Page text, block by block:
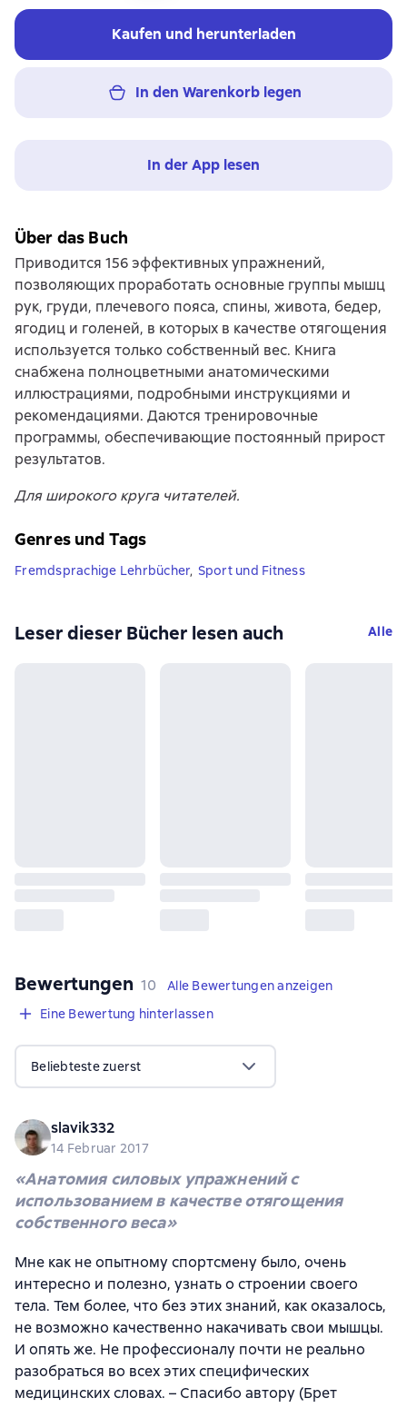
Kaufen und herunterladen
In den Warenkorb legen
In der App lesen
Über das Buch
Приводится 156 эффективных упражнений,
позволяющих проработать основные группы мышц
рук, груди, плечевого пояса, спины, живота, бедер,
ягодиц и голеней, в которых в качестве отягощения
используется только собственный вес. Книга
снабжена полноцветными анатомическими
иллюстрациями, подробными инструкциями и
рекомендациями. Даются тренировочные
программы, обеспечивающие постоянный прирост
результатов.
Для широкого круга читателей.
Genres und Tags
Fremdsprachige Lehrbücher, Sport und Fitness
Leser dieser Bücher lesen auch Alle
Bewertungen 10 Bewertungen
10
Alle Bewertungen anzeigen
Eine Bewertung hinterlassen
Beliebteste zuerst
slavik332
14 Februar 2017
«Анатомия силовых упражнений с
использованием в качестве отягощения
собственного веса»
Мне как не опытному спортсмену было, очень
интересно и полезно, узнать о строении своего
тела. Тем более, что без этих знаний, как оказалось,
не возможно качественно накачивать свои мышцы.
И опять же. Не профессионалу почти не реально
разобраться во всех этих специфических
медицинских словах. – Спасибо автору (Брет